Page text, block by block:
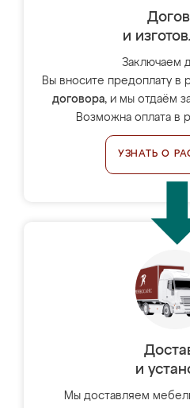
и
Заключаем
Вы вносите предоплату в
договора, и мы отдаём
Возможна оплата в
УЗНАТЬ О
и
Мы доставляем